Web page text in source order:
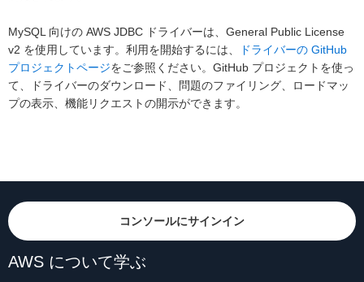
MySQL 向けの AWS JDBC ドライバーは、General Public License
v2 を使用しています。利用を開始するには、
ドライバーの GitHub
プロジェクトページをご参照ください。GitHub プロジェクトを使っ
て、ドライバーのダウンロード、問題のファイリング、ロードマッ
プの表示、機能リクエストの開示ができます。
コンソールにサインイン
AWS について学ぶ